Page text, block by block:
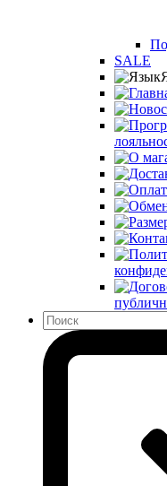
SALE